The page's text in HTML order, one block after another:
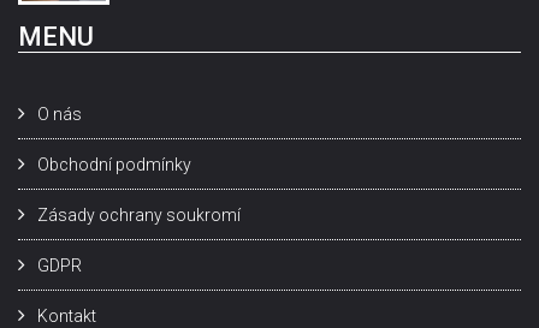
MENU
O nás
Obchodní podmínky
Zásady ochrany soukromí
GDPR
Kontakt